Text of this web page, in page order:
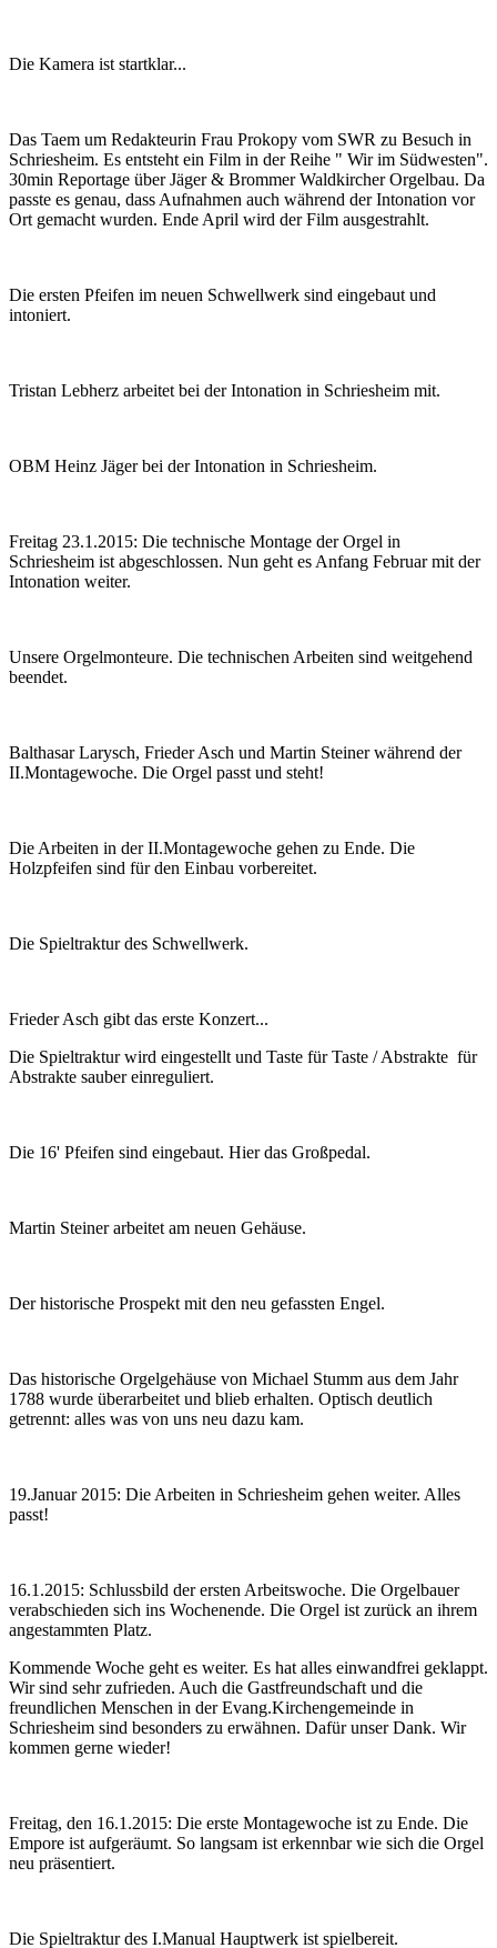
Die Kamera ist startklar...
Das Taem um Redakteurin Frau Prokopy vom SWR zu Besuch in
Schriesheim. Es entsteht ein Film in der Reihe " Wir im Südwesten".
30min Reportage über Jäger & Brommer Waldkircher Orgelbau. Da
passte es genau, dass Aufnahmen auch während der Intonation vor
Ort gemacht wurden. Ende April wird der Film ausgestrahlt.
Die ersten Pfeifen im neuen Schwellwerk sind eingebaut und
intoniert.
Tristan Lebherz arbeitet bei der Intonation in Schriesheim mit.
OBM Heinz Jäger bei der Intonation in Schriesheim.
Freitag 23.1.2015: Die technische Montage der Orgel in
Schriesheim ist abgeschlossen. Nun geht es Anfang Februar mit der
Intonation weiter.
Unsere Orgelmonteure. Die technischen Arbeiten sind weitgehend
beendet.
Balthasar Larysch, Frieder Asch und Martin Steiner während der
II.Montagewoche. Die Orgel passt und steht!
Die Arbeiten in der II.Montagewoche gehen zu Ende. Die
Holzpfeifen sind für den Einbau vorbereitet.
Die Spieltraktur des Schwellwerk.
Frieder Asch gibt das erste Konzert...
Die Spieltraktur wird eingestellt und Taste für Taste / Abstrakte für
Abstrakte sauber einreguliert.
Die 16' Pfeifen sind eingebaut. Hier das Großpedal.
Martin Steiner arbeitet am neuen Gehäuse.
Der historische Prospekt mit den neu gefassten Engel.
Das historische Orgelgehäuse von Michael Stumm aus dem Jahr
1788 wurde überarbeitet und blieb erhalten. Optisch deutlich
getrennt: alles was von uns neu dazu kam.
19.Januar 2015: Die Arbeiten in Schriesheim gehen weiter. Alles
passt!
16.1.2015: Schlussbild der ersten Arbeitswoche. Die Orgelbauer
verabschieden sich ins Wochenende. Die Orgel ist zurück an ihrem
angestammten Platz.
Kommende Woche geht es weiter. Es hat alles einwandfrei geklappt.
Wir sind sehr zufrieden. Auch die Gastfreundschaft und die
freundlichen Menschen in der Evang.Kirchengemeinde in
Schriesheim sind besonders zu erwähnen. Dafür unser Dank. Wir
kommen gerne wieder!
Freitag, den 16.1.2015: Die erste Montagewoche ist zu Ende. Die
Empore ist aufgeräumt. So langsam ist erkennbar wie sich die Orgel
neu präsentiert.
Die Spieltraktur des I.Manual Hauptwerk ist spielbereit.